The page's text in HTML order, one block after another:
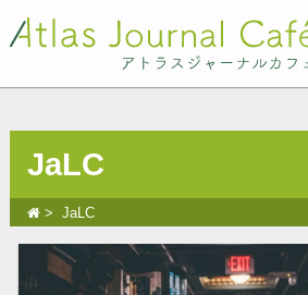
JaLC
JaLC